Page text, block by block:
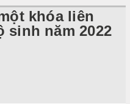
khóa liên
sinh năm 2022